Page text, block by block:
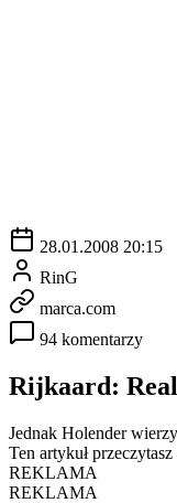
28.01.2008 20:15
RinG
marca.com
94 komentarzy
Rijkaard:
Jednak Holender
Ten artykuł
REKLAMA
REKLAMA